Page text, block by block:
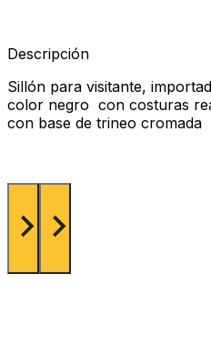
Descripción
Sillón para visitante,
color negro con costuras
con base de trineo cromada